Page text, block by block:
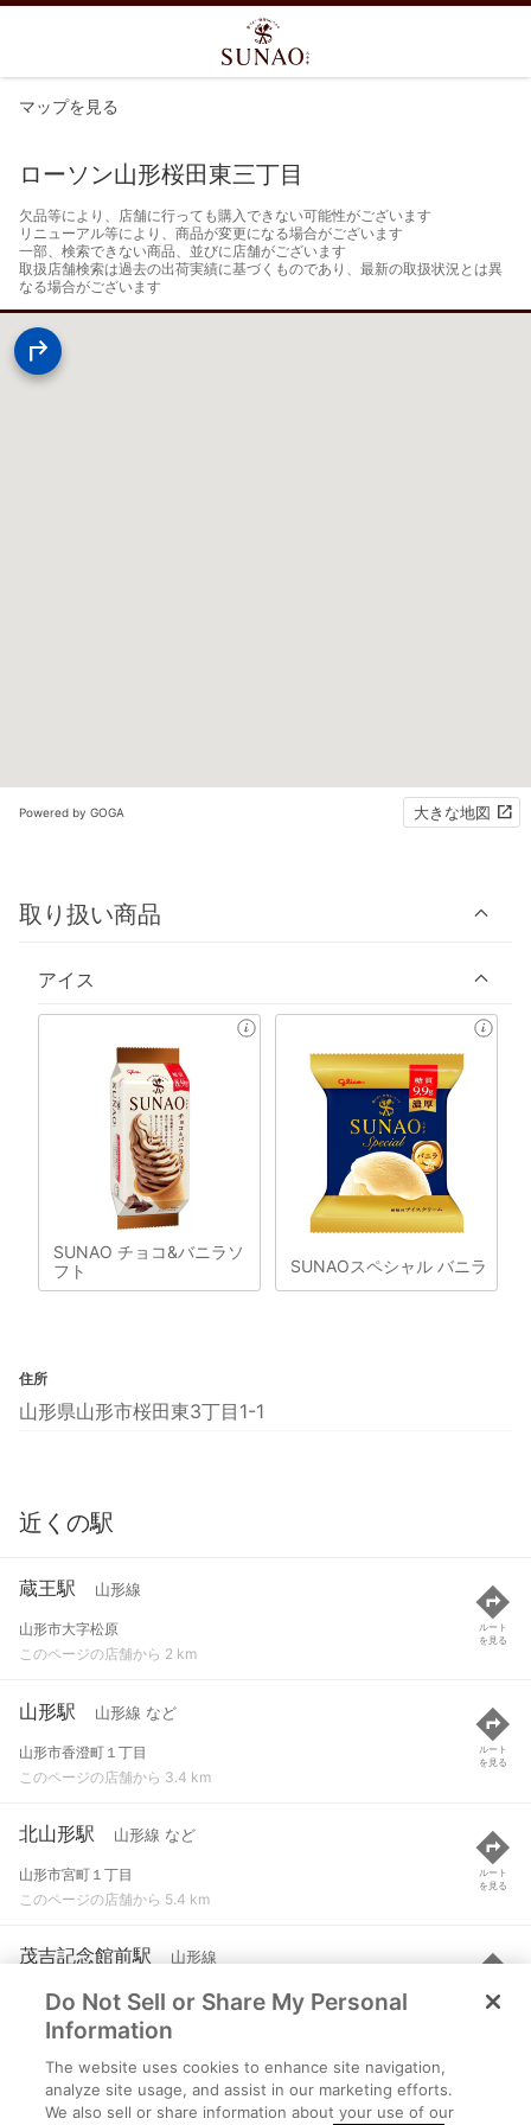
マップを見る
ローソン山形桜田東三丁目
欠品等により、店舗に行っても購入できない可能性がございます
リニューアル等により、商品が変更になる場合がございます
一部、検索できない商品、並びに店舗がございます
取扱店舗検索は過去の出荷実績に基づくものであり、最新の取扱状況とは異
なる場合がございます
Powered by GOGA 大きな地図
取り扱い商品
アイス
SUNAO チョコ&バニラソ
フト
SUNAOスペシャル バニラ
住所
山形県山形市桜田東3丁目1-1
近くの駅
蔵王駅 山形線
山形市大字松原
このページの店舗から 2 km
ルート
を見る
山形駅 山形線 など
山形市香澄町１丁目
このページの店舗から 3.4 km
ルート
を見る
北山形駅 山形線 など
山形市宮町１丁目
このページの店舗から 5.4 km
ルート
を見る
茂吉記念館前駅 山形線
上山市北町弁天
このページの店舗から 5.6 km
ルート
を見る
東金井駅 フルーツライン左沢線
山形市陣場３丁目
Do Not Sell or Share My Personal
Information
The website uses cookies to enhance site navigation,
analyze site usage, and assist in our marketing efforts.
We also sell or share information about your use of our